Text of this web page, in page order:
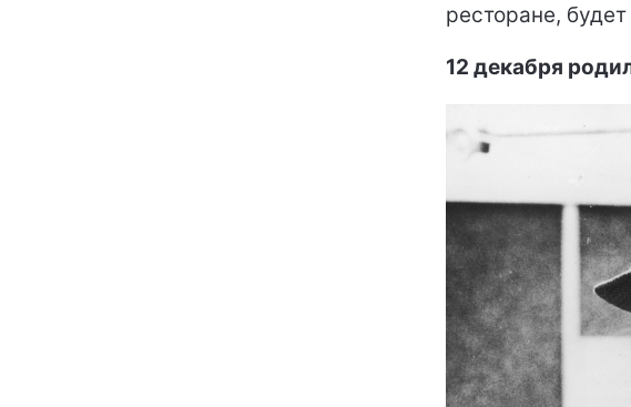
ресторане,
12 декабря